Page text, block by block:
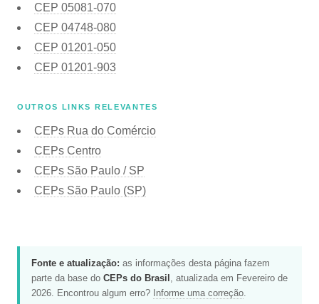
CEP 05081-070
CEP 04748-080
CEP 01201-050
CEP 01201-903
OUTROS LINKS RELEVANTES
CEPs Rua do Comércio
CEPs Centro
CEPs São Paulo / SP
CEPs São Paulo (SP)
Fonte e atualização: as informações desta página fazem
parte da base do CEPs do Brasil , atualizada em Fevereiro de
2026. Encontrou algum erro? Informe uma correção